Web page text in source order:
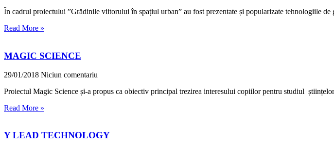
În cadrul proiectului ”Grădinile viitorului în spațiul urban” au fost prezentate și popularizate tehnologiile
Read More »
MAGIC SCIENCE
29/01/2018 Niciun comentariu
Proiectul Magic Science și-a propus ca obiectiv principal trezirea interesului copiilor pentru studiul
Read More »
Y LEAD TECHNOLOGY